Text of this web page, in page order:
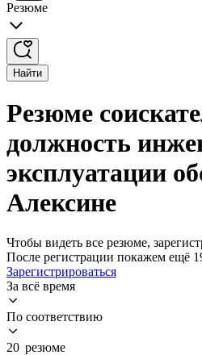
Резюме
Найти
Резюме
должность
эксплуатации
Алексине
Чтобы видеть все резюме,
После регистрации покажем ещё
Зарегистрироваться
За всё время
По соответствию
20 резюме